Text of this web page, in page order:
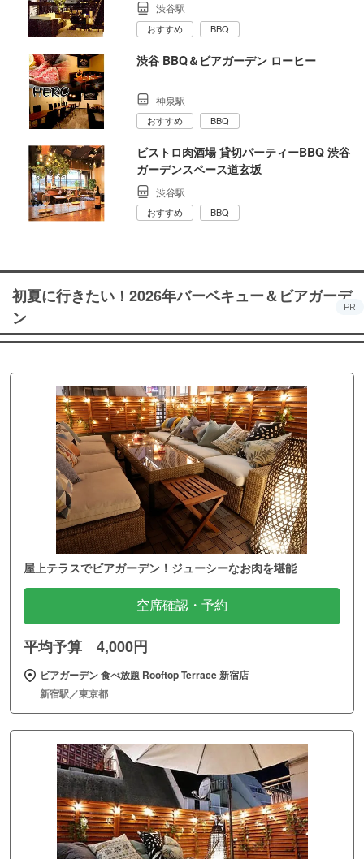
渋谷駅
おすすめ BBQ
渋谷 BBQ＆ビアガーデン ローヒー
神泉駅
おすすめ BBQ
ビストロ肉酒場 貸切パーティーBBQ 渋谷
ガーデンスペース道玄坂
渋谷駅
おすすめ BBQ
初夏に行きたい！2026年バーベキュー＆ビアガーデ
ン
PR
屋上テラスでビアガーデン！ジューシーなお肉を堪能
空席確認・予約
平均予算 4,000円
ビアガーデン 食べ放題 Rooftop Terrace 新宿店
新宿駅／東京都